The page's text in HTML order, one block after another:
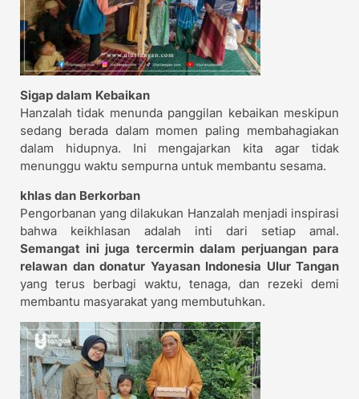
Sigap dalam Kebaikan
Hanzalah tidak menunda panggilan kebaikan meskipun
sedang berada dalam momen paling membahagiakan
dalam hidupnya. Ini mengajarkan kita agar tidak
menunggu waktu sempurna untuk membantu sesama.
khlas dan Berkorban
Pengorbanan yang dilakukan Hanzalah menjadi inspirasi
bahwa keikhlasan adalah inti dari setiap amal.
Semangat ini juga tercermin dalam perjuangan para
relawan dan donatur Yayasan Indonesia Ulur Tangan
yang terus berbagi waktu, tenaga, dan rezeki demi
membantu masyarakat yang membutuhkan.